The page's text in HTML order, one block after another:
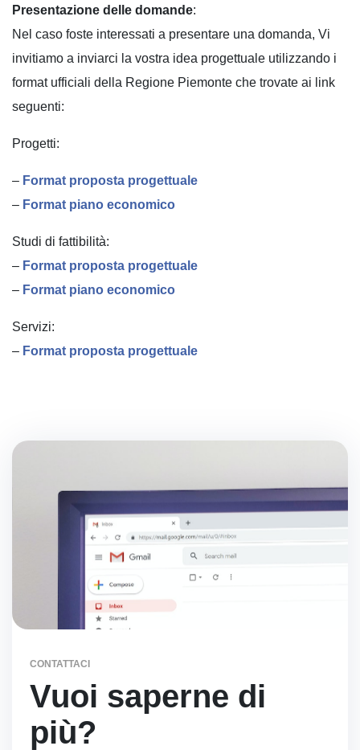
Presentazione delle domande:
Nel caso foste interessati a presentare una domanda, Vi
invitiamo a inviarci la vostra idea progettuale utilizzando i
format ufficiali della Regione Piemonte che trovate ai link
seguenti:
Progetti:
– Format proposta progettuale
– Format piano economico
Studi di fattibilità:
– Format proposta progettuale
– Format piano economico
Servizi:
– Format proposta progettuale
CONTATTACI
Vuoi saperne di
più?